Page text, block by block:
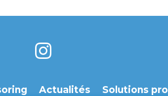
Actualités Solutions pro